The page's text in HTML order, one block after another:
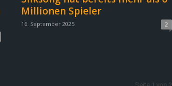
Millionen Spieler
16. September 2025 2